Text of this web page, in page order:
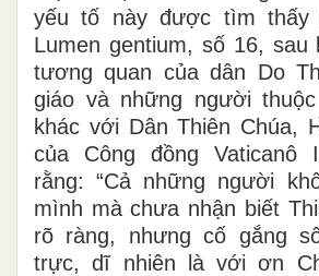
yếu tố này được tìm thấy
Lumen gentium, số 16, sau
tương quan của dân Do
giáo và những người
khác với Dân Thiên Chúa,
của Công đồng Vaticanô
rằng: “Cả những người
mình mà chưa nhận biết
rõ ràng, nhưng cố gắng
trực, dĩ nhiên là với ơn